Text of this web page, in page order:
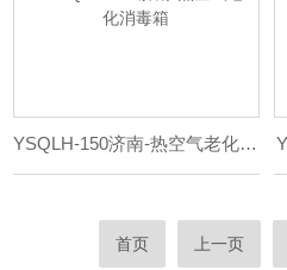
YSQLH-150济南-热空气老化消毒箱
首页 上一页